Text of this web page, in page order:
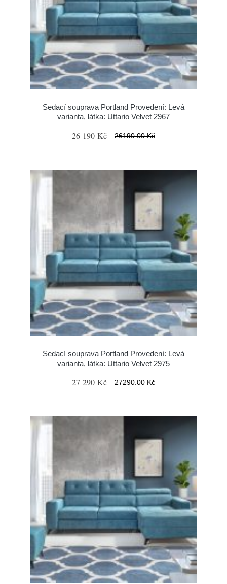
Sedací souprava Portland Provedení: Levá
varianta, látka: Uttario Velvet 2967
26 190 Kč 26190.00 Kč
Sedací souprava Portland Provedení: Levá
varianta, látka: Uttario Velvet 2975
27 290 Kč 27290.00 Kč